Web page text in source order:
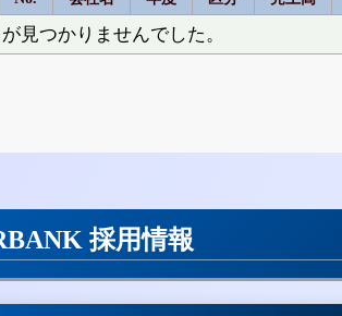
見つかりませんでした。
採用情報